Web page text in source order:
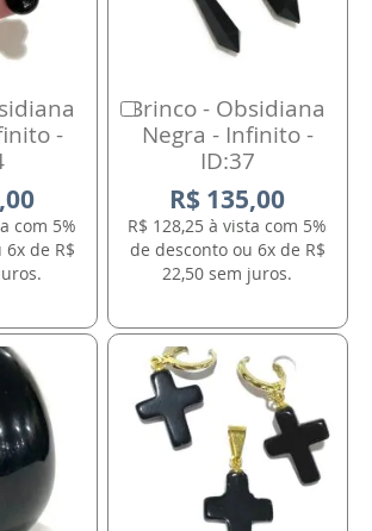
-
com 5%
de R$
Brinco - Obsidiana
Negra - Infinito -
ID:37
R$ 135,00
R$ 128,25 à vista com 5%
de desconto ou 6x de R$
22,50 sem juros.
Comprar